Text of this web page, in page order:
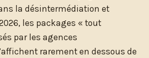
la désintermédiation et
les packages « tout
par les agences
rarement en dessous de